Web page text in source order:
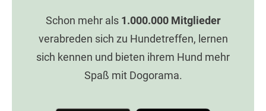
Schon mehr als 1.000.000Mitglieder
verabreden sich zu Hundetreffen, lernen
sich kennen und bieten ihrem Hund mehr
Spaß mit Dogorama.